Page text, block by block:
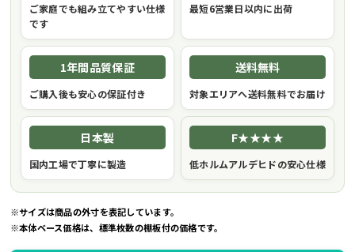
ご家庭でも組み立てやすい仕様
です
最短6営業日以内に出荷
1年間品質保証
ご購入後も安心の保証付き
送料無料
対象エリアへ送料無料でお届け
日本製
国内工場で丁寧に製造
F★★★★
低ホルムアルデヒドの安心仕様
※サイズは商品の外寸を表記しています。
※本体ベース価格は、標準枚数の棚板付の価格です。